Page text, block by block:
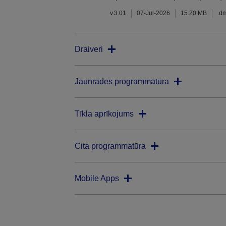
v.3.01 07-Jul-2026 15.20 MB
Draiveri
Jaunrades programmatūra
Tīkla aprīkojums
Cita programmatūra
Mobile Apps